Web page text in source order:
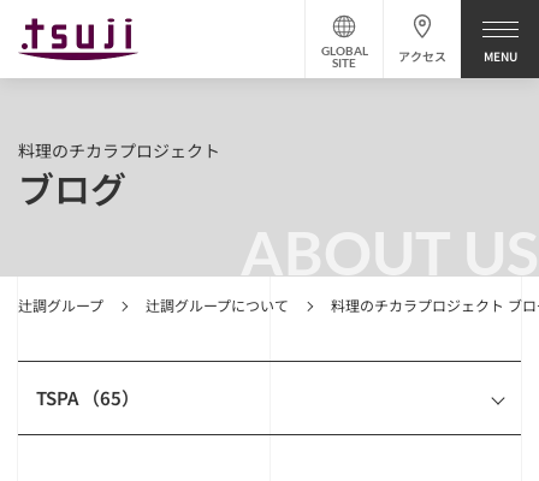
アクセス
GLOBAL
SITE
ABOUT US
辻調グループ 辻調グループについて 料理のチカラプロジェクト ブ
料理のチカラプロジェクト
ブログ
TSPA （65）